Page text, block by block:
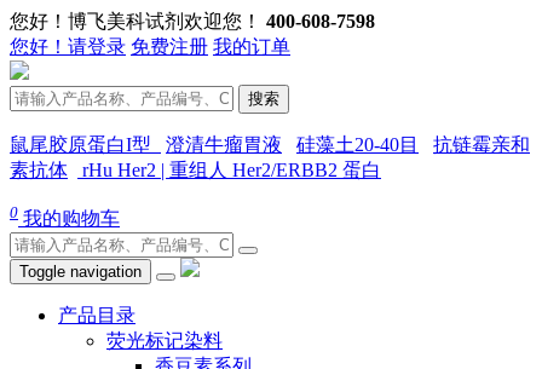
您好！博飞美科试剂欢迎您！ 400-608-7598
您好！请登录 免费注册 我的订单
搜索
鼠尾胶原蛋白I型 澄清牛瘤胃液 硅藻土20-40目
抗链霉亲和
素抗体
rHu Her2 | 重组人 Her2/ERBB2 蛋白
0 我的购物车
Toggle navigation
产品目录
荧光标记染料